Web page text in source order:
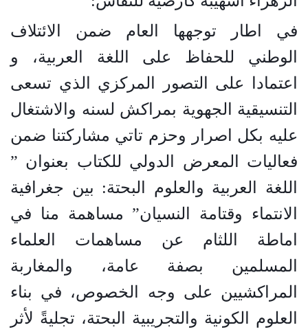
في اطار توجهها العام ضمن الائتلاف
الوطني للحفاظ على اللغة العربية، و
اعتمادا على التصور المركزي الذي تسعى
التنسيقية الجهوية بمراكش لسنه والاشتغال
عليه بكل اصرار وحزم تاتي مشاركتنا ضمن
فعاليات المعرض الدولي للكتاب بعنوان ”
اللغة العربية والعلوم البحتة: بين جغرافية
الانتماء وقتامة النسيان” مساهمة منا في
اماطة اللثام عن مساهمات العلماء
المسلمين بصفة عامة، والمغاربة
المراكشيين على وجه الخصوص، في بناء
العلوم الكونية والتجريبية البحتة، تجليةً لأثر